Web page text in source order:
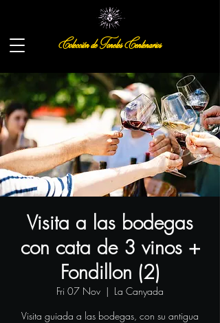
Colección de Toneles Centenarios
Visita a las bodegas
con cata de 3 vinos +
Fondillon (2)
Fri 07 Nov
  |
La Canyada
Visita guiada a las bodegas, con su antigua